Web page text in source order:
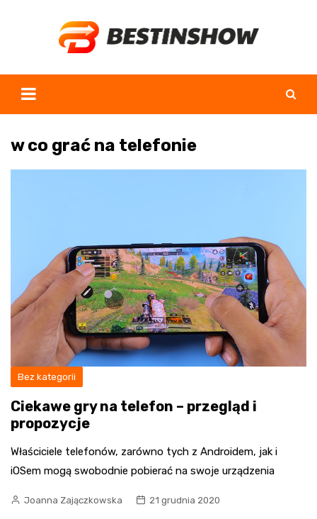
w co grać na telefonie
Bez kategorii
Ciekawe gry na telefon – przegląd i
propozycje
Właściciele telefonów, zarówno tych z Androidem, jak i
iOSem mogą swobodnie pobierać na swoje urządzenia
Joanna Zajączkowska 21 grudnia 2020